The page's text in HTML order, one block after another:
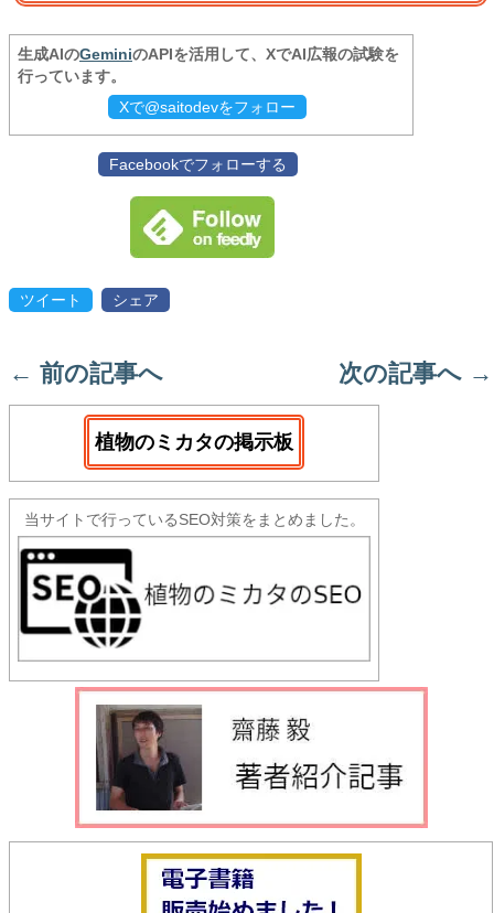
生成AIのGeminiのAPIを活用して、XでAI広報の試験を
行っています。
Xで@saitodevをフォロー
Facebookでフォローする
ツイート シェア
← 前の記事へ 次の記事へ →
植物のミカタの掲示板
当サイトで行っているSEO対策をまとめました。